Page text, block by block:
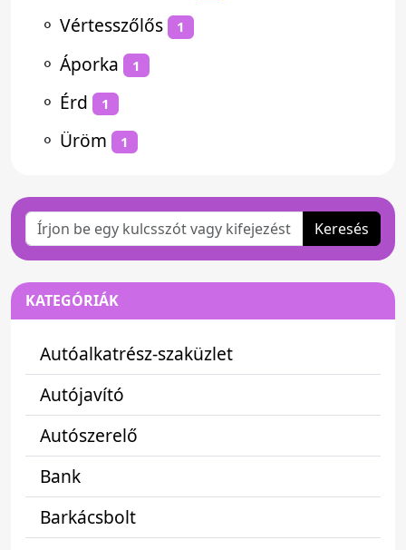
⚬ Vértesszőlős 1
⚬ Áporka 1
⚬ Érd 1
⚬ Üröm 1
Keresés
KATEGÓRIÁK
Autóalkatrész-szaküzlet
Autójavító
Autószerelő
Bank
Barkácsbolt